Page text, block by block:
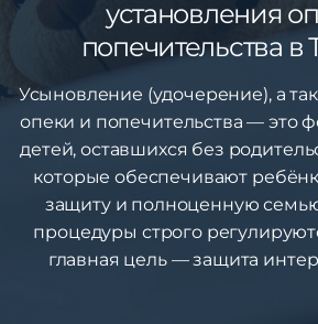
установления
попечительства
Усыновление (удочерение), а
опеки и попечительства — это
детей, оставшихся без
которые обеспечивают
защиту и полноценную
процедуры строго
главная цель — защита